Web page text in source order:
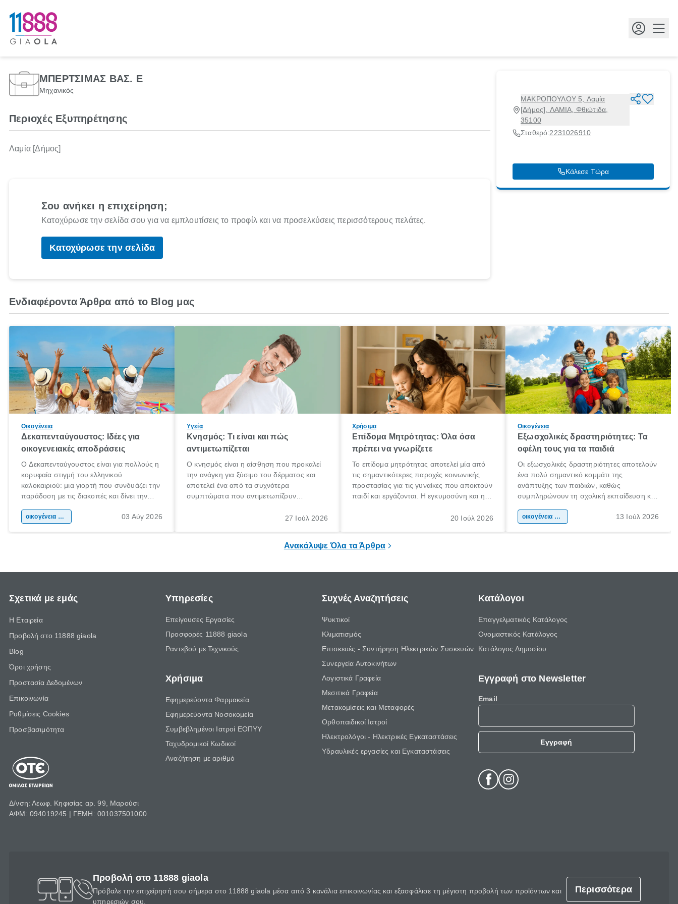
ΜΠΕΡΤΣΙΜΑΣ ΒΑΣ. Ε
Μηχανικός
ΜΑΚΡΟΠΟΥΛΟΥ 5, Λαμία
[Δήμος], ΛΑΜΙΑ, Φθιώτιδα,
35100
Σταθερό:2231026910
Κάλεσε Τώρα
Περιοχές Εξυπηρέτησης
Λαμία [Δήμος]
Σου ανήκει η επιχείρηση;
Κατοχύρωσε την σελίδα σου για να εμπλουτίσεις το προφίλ και να προσελκύσεις περισσότερους πελάτες.
Κατοχύρωσε την σελίδα
Ενδιαφέροντα Άρθρα από το Blog μας
Οικογένεια
Δεκαπενταύγουστος: Ιδέες για
οικογενειακές αποδράσεις
Ο Δεκαπενταύγουστος είναι για πολλούς η
κορυφαία στιγμή του ελληνικού
καλοκαιριού: μια γιορτή που συνδυάζει την
παράδοση με τις διακοπές και δίνει την
χώρας. Είτε πρόκειται για λίγες μέρες
οικογένεια & παιδί 03 Αύγ 2026
Υγεία
Κνησμός: Τι είναι και πώς
αντιμετωπίζεται
Ο κνησμός είναι η αίσθηση που προκαλεί
την ανάγκη για ξύσιμο του δέρματος και
αποτελεί ένα από τα συχνότερα
συμπτώματα που αντιμετωπίζουν
πληροφορίες για το «κνησμός τι είναι»,
27 Ιούλ 2026
Χρήσιμα
Επίδομα Μητρότητας: Όλα όσα
πρέπει να γνωρίζετε
Το επίδομα μητρότητας αποτελεί μία από
τις σημαντικότερες παροχές κοινωνικής
προστασίας για τις γυναίκες που αποκτούν
παιδί και εργάζονται. Η εγκυμοσύνη και η
σημαντική περίοδος στη ζωή κάθε20 Ιούλ 2026
Οικογένεια
Εξωσχολικές δραστηριότητες: Τα
οφέλη τους για τα παιδιά
Οι εξωσχολικές δραστηριότητες αποτελούν
ένα πολύ σημαντικό κομμάτι της
ανάπτυξης των παιδιών, καθώς
συμπληρώνουν τη σχολική εκπαίδευση και
της προσωπικότητας, της κοινωνικότητας
οικογένεια & παιδί 13 Ιούλ 2026
Ανακάλυψε Όλα τα Άρθρα
Σχετικά με εμάς
Η Εταιρεία
Προβολή στο 11888 giaola
Blog
Όροι χρήσης
Προστασία Δεδομένων
Επικοινωνία
Ρυθμίσεις Cookies
Προσβασιμότητα
Δ/νση: Λεωφ. Κηφισίας αρ. 99, Μαρούσι
ΑΦΜ: 094019245 | ΓΕΜΗ: 001037501000
Υπηρεσίες
Επείγουσες Εργασίες
Προσφορές 11888 giaola
Ραντεβού με Τεχνικούς
Χρήσιμα
Εφημερεύοντα Φαρμακεία
Εφημερεύοντα Νοσοκομεία
Συμβεβλημένοι Ιατροί ΕΟΠΥΥ
Ταχυδρομικοί Κωδικοί
Αναζήτηση με αριθμό
Συχνές Αναζητήσεις
Ψυκτικοί
Κλιματισμός
Επισκευές - Συντήρηση Ηλεκτρικών Συσκευών
Συνεργεία Αυτοκινήτων
Λογιστικά Γραφεία
Μεσιτικά Γραφεία
Μετακομίσεις και Μεταφορές
Ορθοπαιδικοί Ιατροί
Ηλεκτρολόγοι - Ηλεκτρικές Εγκαταστάσεις
Υδραυλικές εργασίες και Εγκαταστάσεις
Κατάλογοι
Επαγγελματικός Κατάλογος
Ονομαστικός Κατάλογος
Κατάλογος Δημοσίου
Εγγραφή στο Newsletter
Email
Εγγραφή
Προβολή στο 11888 giaola
Πρόβαλε την επιχείρησή σου σήμερα στο 11888 giaola μέσα από 3 κανάλια επικοινωνίας και εξασφάλισε τη μέγιστη προβολή των προϊόντων και
υπηρεσιών σου.
Περισσότερα